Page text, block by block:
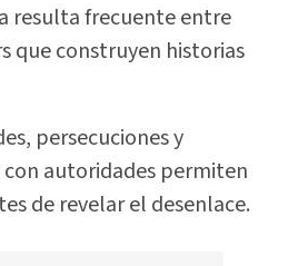
resulta frecuente entre
que construyen historias
persecuciones y
autoridades permiten
de revelar el desenlace.